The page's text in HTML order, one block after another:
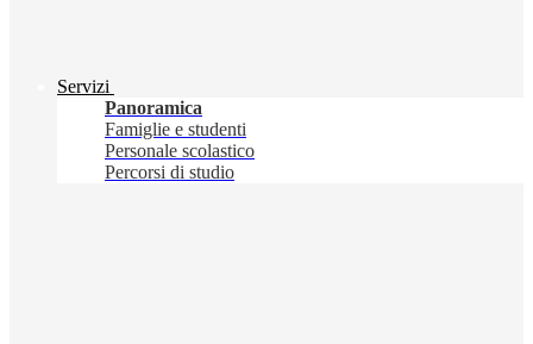
Servizi
Panoramica
Famiglie e studenti
Personale scolastico
Percorsi di studio